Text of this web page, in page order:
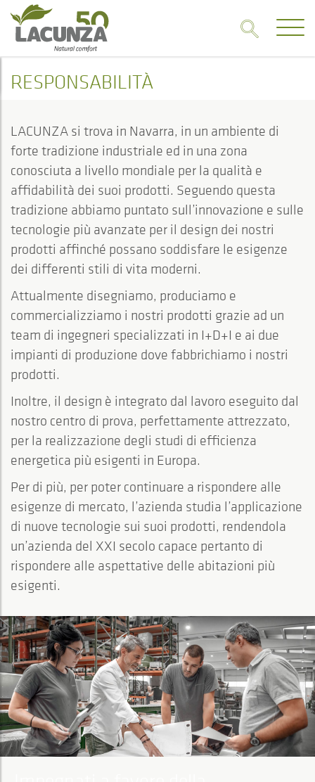
RESPONSABILITÀ
LACUNZA si trova in Navarra, in un ambiente di
forte tradizione industriale ed in una zona
conosciuta a livello mondiale per la qualità e
affidabilità dei suoi prodotti. Seguendo questa
tradizione abbiamo puntato sull’innovazione e sulle
tecnologie più avanzate per il design dei nostri
prodotti affinché possano soddisfare le esigenze
dei differenti stili di vita moderni.
Attualmente disegniamo, produciamo e
commercializziamo i nostri prodotti grazie ad un
team di ingegneri specializzati in I+D+I e ai due
impianti di produzione dove fabbrichiamo i nostri
prodotti.
Inoltre, il design è integrato dal lavoro eseguito dal
nostro centro di prova, perfettamente attrezzato,
per la realizzazione degli studi di efficienza
energetica più esigenti in Europa.
Per di più, per poter continuare a rispondere alle
esigenze di mercato, l’azienda studia l’applicazione
di nuove tecnologie sui suoi prodotti, rendendola
un’azienda del XXI secolo capace pertanto di
rispondere alle aspettative delle abitazioni più
esigenti.